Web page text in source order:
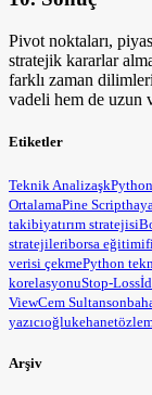
Pivot noktaları,
stratejik kararlar
farklı zaman
vadeli hem de uzun
Etiketler
Teknik AnalizaşkPython
OrtalamaPine Script
takibiyatırım stratejisi
stratejileriborsa eğitimi
verisi çekmePython
korelasyonuStop-Loss
ViewCem Sultan
yazıcıoğlukehanet
Arşiv